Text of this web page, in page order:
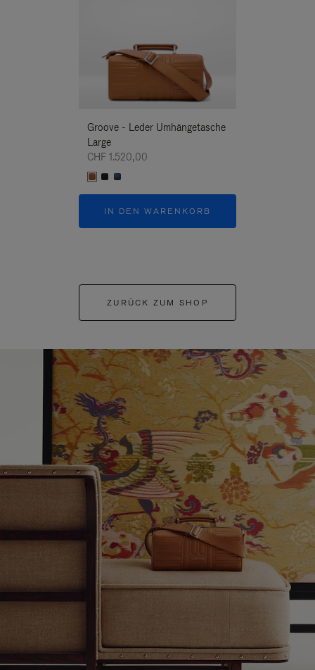
Groove - Leder Umhängetasche
Large
CHF 1.520,00
IN DEN WARENKORB
ZURÜCK ZUM SHOP